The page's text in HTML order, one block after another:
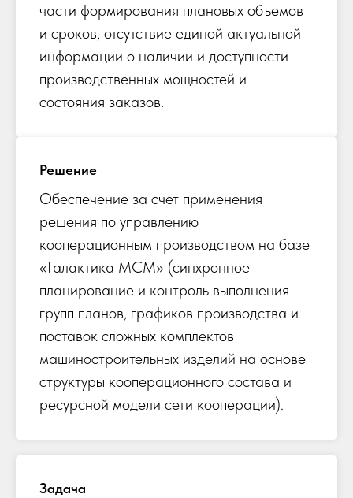
части формирования плановых объемов
и сроков, отсутствие единой актуальной
информации о наличии и доступности
производственных мощностей и
состояния заказов.
Решение
Обеспечение за счет применения
решения по управлению
кооперационным производством на базе
«Галактика МСМ» (синхронное
планирование и контроль выполнения
групп планов, графиков производства и
поставок сложных комплектов
машиностроительных изделий на основе
структуры кооперационного состава и
ресурсной модели сети кооперации).
Задача